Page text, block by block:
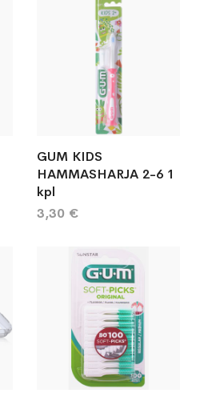
GUM KIDS
HAMMASHARJA 2-6 1
kpl
3,30 €